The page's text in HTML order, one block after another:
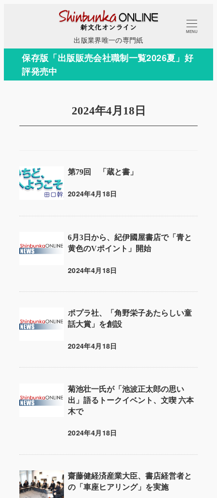
コ
テ
出版業界唯一の専門紙
MENU
保存版「出版販売会社職制一覧2026夏」好
評発売中
2024年4月18日
第79回 「蔵と書」
投稿日
2024年4月18日
6月3日から、紀伊國屋書店で「青と
黄色のVポイント」開始
投稿日
2024年4月18日
ポプラ社、「角野栄子あたらしい童
話大賞」を創設
投稿日
2024年4月18日
菊池壮一氏が「池波正太郎の思い
出」語るトークイベント、文喫 六本
木で
投稿日
2024年4月18日
齋藤健経済産業大臣、書店経営者と
の「車座ヒアリング」を実施